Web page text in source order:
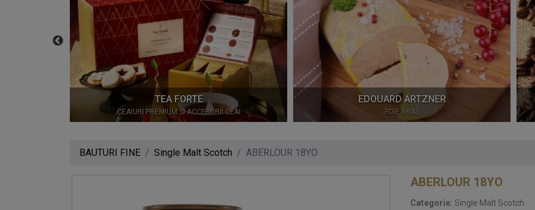
TEA FORTE
CEAIURI PREMIUM SI ACCESORII CEAI
EDOUARD ARTZNER
FOIE GRAS
BAUTURI FINE Single Malt Scotch ABERLOUR 18YO
ABERLOUR 18YO
Categorie: Single Malt Scotch